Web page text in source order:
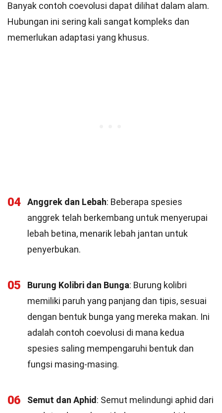
Banyak contoh coevolusi dapat dilihat dalam alam.
Hubungan ini sering kali sangat kompleks dan
memerlukan adaptasi yang khusus.
04 Anggrek dan Lebah: Beberapa spesies
anggrek telah berkembang untuk menyerupai
lebah betina, menarik lebah jantan untuk
penyerbukan.
05 Burung Kolibri dan Bunga: Burung kolibri
memiliki paruh yang panjang dan tipis, sesuai
dengan bentuk bunga yang mereka makan. Ini
adalah contoh coevolusi di mana kedua
spesies saling mempengaruhi bentuk dan
fungsi masing-masing.
06 Semut dan Aphid : Semut melindungi aphid dari